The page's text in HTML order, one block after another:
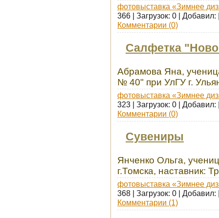
фотовыставка «Зимнее
366 | Загрузок: 0 | Добавил:
Комментарии (0)
Салфетка
Абрамова Яна,
№ 40" при УлГУ г.
фотовыставка «Зимнее
323 | Загрузок: 0 | Добавил:
Комментарии (0)
Сувениры
Янченко Ольга,
г.Томска, наставник:
фотовыставка «Зимнее
368 | Загрузок: 0 | Добавил:
Комментарии (1)